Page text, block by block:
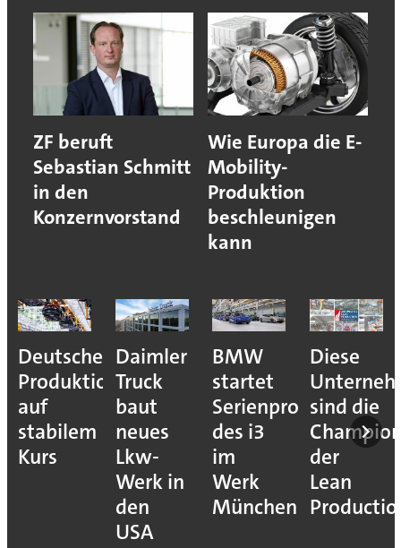
ZF beruft
Sebastian Schmitt
in den
Konzernvorstand
Wie Europa die E-
Mobility-
Produktion
beschleunigen
kann
Deutsche
Produktion
auf
stabilem
Kurs
Daimler
Truck
baut
neues
Lkw-
Werk in
den
USA
BMW
startet
Serienproduktion
des i3
im
Werk
München
Diese
sind die
der
Lean